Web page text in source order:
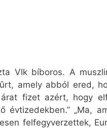
Vlk bíboros. A
amely abból ered,
fizet azért, hogy
„Ma,
felfegyverzettek,